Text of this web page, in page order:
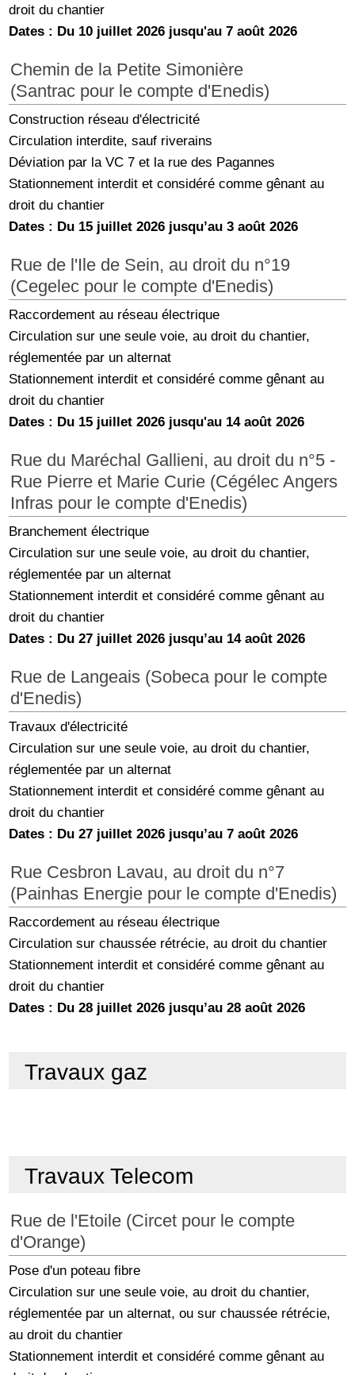
droit du chantier
Dates : Du 10 juillet 2026 jusqu'au 7 août 2026
Chemin de la Petite Simonière
(Santrac pour le compte d'Enedis)
Construction réseau d'électricité
Circulation interdite, sauf riverains
Déviation par la VC 7 et la rue des Pagannes
Stationnement interdit et considéré comme gênant au
droit du chantier
Dates : Du 15 juillet 2026 jusqu’au 3 août 2026
Rue de l'Ile de Sein, au droit du n°19
(Cegelec pour le compte d'Enedis)
Raccordement au réseau électrique
Circulation sur une seule voie, au droit du chantier,
réglementée par un alternat
Stationnement interdit et considéré comme gênant au
droit du chantier
Dates : Du 15 juillet 2026 jusqu'au 14 août 2026
Rue du Maréchal Gallieni, au droit du n°5 -
Rue Pierre et Marie Curie (Cégélec Angers
Infras pour le compte d'Enedis)
Branchement électrique
Circulation sur une seule voie, au droit du chantier,
réglementée par un alternat
Stationnement interdit et considéré comme gênant au
droit du chantier
Dates : Du 27 juillet 2026 jusqu’au 14 août 2026
Rue de Langeais (Sobeca pour le compte
d'Enedis)
Travaux d'électricité
Circulation sur une seule voie, au droit du chantier,
réglementée par un alternat
Stationnement interdit et considéré comme gênant au
droit du chantier
Dates : Du 27 juillet 2026 jusqu’au 7 août 2026
Rue Cesbron Lavau, au droit du n°7
(Painhas Energie pour le compte d'Enedis)
Raccordement au réseau électrique
Circulation sur chaussée rétrécie, au droit du chantier
Stationnement interdit et considéré comme gênant au
droit du chantier
Dates : Du 28 juillet 2026 jusqu’au 28 août 2026
Travaux gaz
Travaux Telecom
Rue de l'Etoile (Circet pour le compte
d'Orange)
Pose d'un poteau fibre
Circulation sur une seule voie, au droit du chantier,
réglementée par un alternat, ou sur chaussée rétrécie,
au droit du chantier
Stationnement interdit et considéré comme gênant au